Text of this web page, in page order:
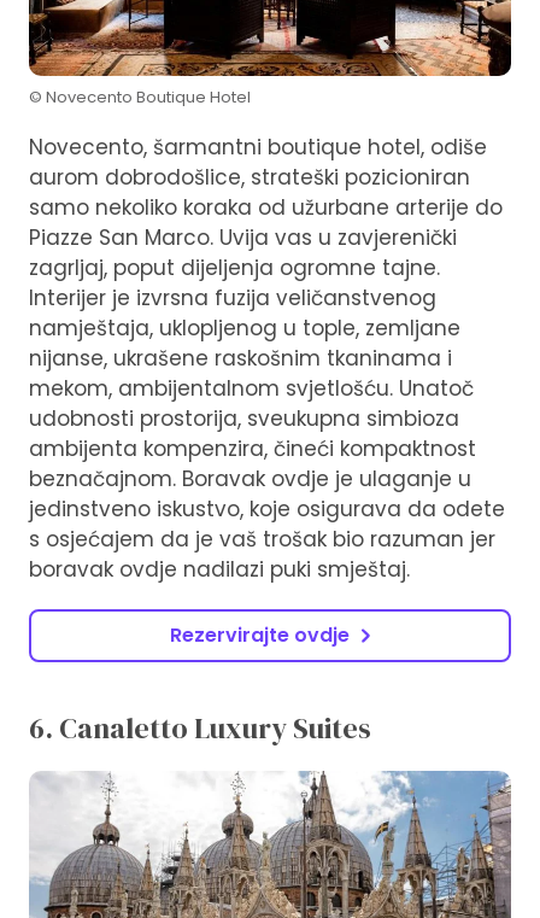
© Novecento Boutique Hotel
Novecento, šarmantni boutique hotel, odiše
aurom dobrodošlice, strateški pozicioniran
samo nekoliko koraka od užurbane arterije do
Piazze San Marco. Uvija vas u zavjerenički
zagrljaj, poput dijeljenja ogromne tajne.
Interijer je izvrsna fuzija veličanstvenog
namještaja, uklopljenog u tople, zemljane
nijanse, ukrašene raskošnim tkaninama i
mekom, ambijentalnom svjetlošću. Unatoč
udobnosti prostorija, sveukupna simbioza
ambijenta kompenzira, čineći kompaktnost
beznačajnom. Boravak ovdje je ulaganje u
jedinstveno iskustvo, koje osigurava da odete
s osjećajem da je vaš trošak bio razuman jer
boravak ovdje nadilazi puki smještaj.
Rezervirajte ovdje
6. Canaletto Luxury Suites